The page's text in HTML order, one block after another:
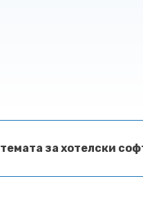
за хотелски